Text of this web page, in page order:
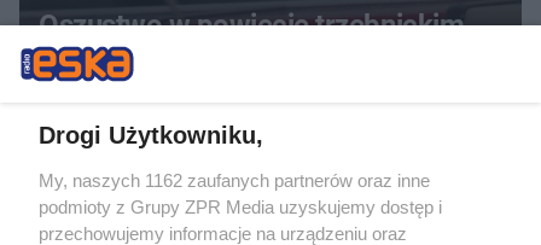
Oszustwo w powiecie trzebnickim.
Małżeństwo seniorów straciło 240
Drogi Użytkowniku,
My, naszych 1162 zaufanych partnerów oraz inne
podmioty z Grupy ZPR Media uzyskujemy dostęp i
przechowujemy informacje na urządzeniu oraz